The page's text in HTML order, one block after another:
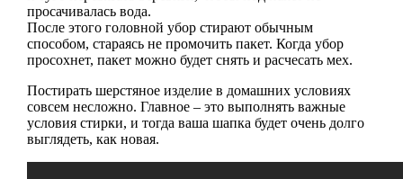
просачивалась вода.
После этого головной убор стирают обычным
способом, стараясь не промочить пакет. Когда убор
просохнет, пакет можно будет снять и расчесать мех.
Постирать шерстяное изделие в домашних условиях
совсем несложно. Главное – это выполнять важные
условия стирки, и тогда ваша шапка будет очень долго
выглядеть, как новая.